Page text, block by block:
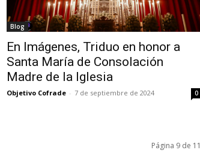
Blog
En Imágenes, Triduo en honor a
Santa María de Consolación
Madre de la Iglesia
Objetivo Cofrade - 7 de septiembre de 2024 0
Página 9 de 11